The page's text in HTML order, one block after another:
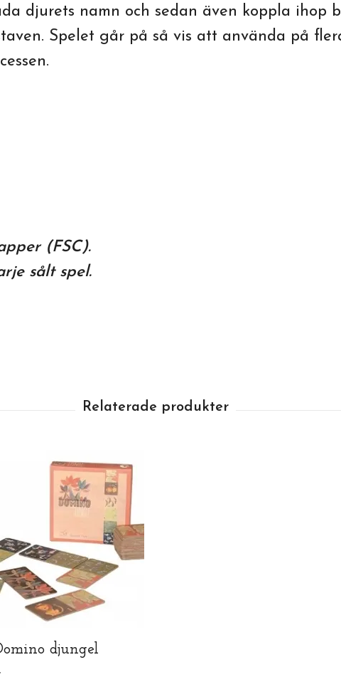
djurets namn och sedan även koppla ihop
Spelet går på så vis att använda på
(FSC).
sålt spel.
djungel